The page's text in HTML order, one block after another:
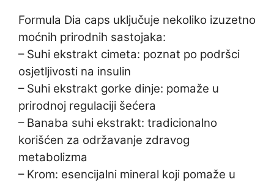
Formula Dia caps uključuje nekoliko izuzetno
moćnih prirodnih sastojaka:
– Suhi ekstrakt cimeta: poznat po podršci
osjetljivosti na insulin
– Suhi ekstrakt gorke dinje: pomaže u
prirodnoj regulaciji šećera
– Banaba suhi ekstrakt: tradicionalno
korišćen za održavanje zdravog
metabolizma
– Krom: esencijalni mineral koji pomaže u